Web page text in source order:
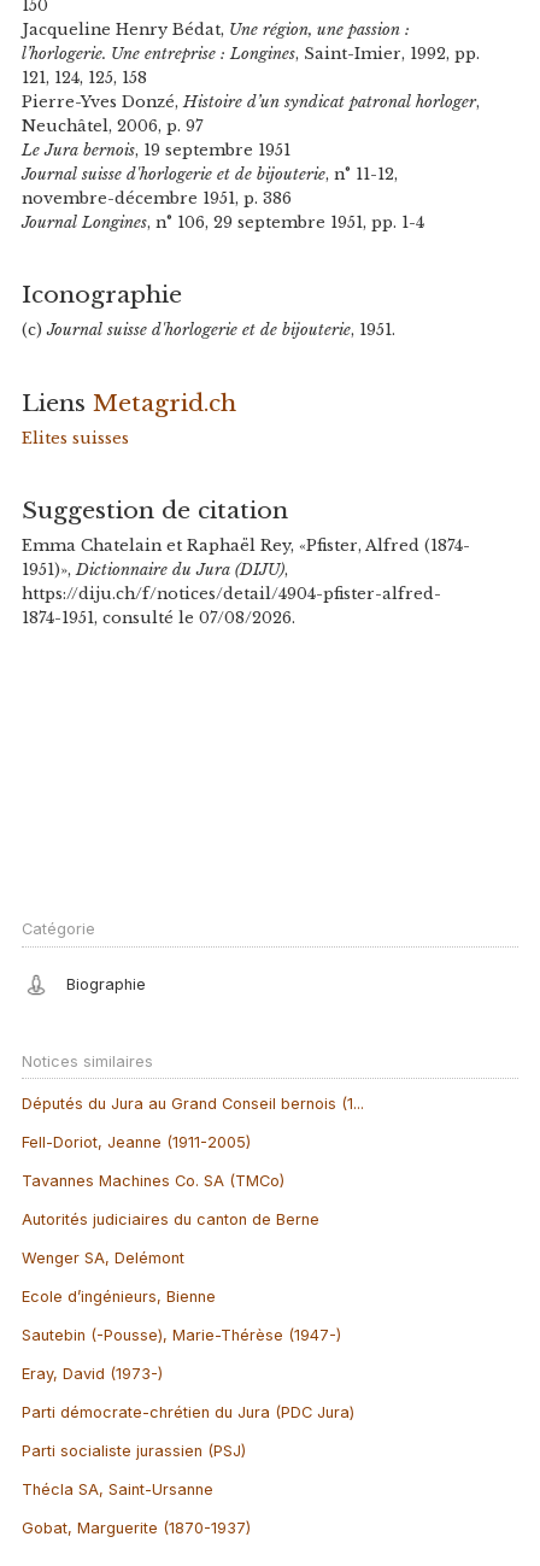
150
Jacqueline Henry Bédat, Une région, une passion :
l’horlogerie. Une entreprise : Longines, Saint-Imier, 1992, pp.
121, 124, 125, 158
Pierre-Yves Donzé, Histoire d’un syndicat patronal horloger,
Neuchâtel, 2006, p. 97
Le Jura bernois, 19 septembre 1951
Journal suisse d'horlogerie et de bijouterie, n° 11-12,
novembre-décembre 1951, p. 386
Journal Longines, n° 106, 29 septembre 1951, pp. 1-4
Iconographie
(c)Journal suisse d'horlogerie et de bijouterie, 1951.
Liens Metagrid.ch
Elites suisses
Suggestion de citation
Emma Chatelain et Raphaël Rey, «Pfister, Alfred (1874-
1951)»,Dictionnaire du Jura (DIJU),
https://diju.ch/f/notices/detail/4904-pfister-alfred-
1874-1951, consulté le 07/08/2026.
Catégorie
Biographie
Notices similaires
Députés du Jura au Grand Conseil bernois (1...
Fell-Doriot, Jeanne (1911-2005)
Tavannes Machines Co. SA (TMCo)
Autorités judiciaires du canton de Berne
Wenger SA, Delémont
Ecole d’ingénieurs, Bienne
Sautebin (-Pousse), Marie-Thérèse (1947-)
Eray, David (1973-)
Parti démocrate-chrétien du Jura (PDC Jura)
Parti socialiste jurassien (PSJ)
Thécla SA, Saint-Ursanne
Gobat, Marguerite (1870-1937)